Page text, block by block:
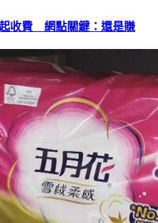
收費 網點關鍵：還是賺